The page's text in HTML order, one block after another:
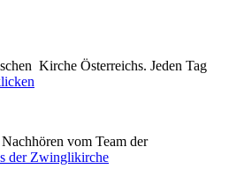
Kirche Österreichs. Jeden Tag
vom Team der
der Zwinglikirche